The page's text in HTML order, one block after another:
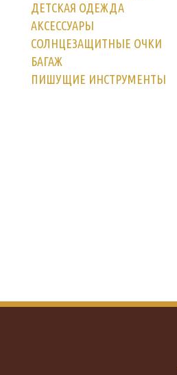
ДЕТСКАЯ ОДЕЖДА
АКСЕССУАРЫ
СОЛНЦЕЗАЩИТНЫЕ ОЧКИ
БАГАЖ
ПИШУЩИЕ ИНСТРУМЕНТЫ